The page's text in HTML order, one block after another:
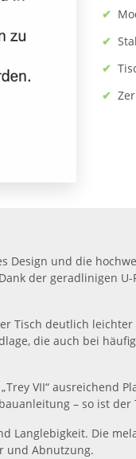
✔
✔
✔
✔
Design und die
der geradlinigen
Tisch deutlich
die auch bei
VII“ ausreichend
– so ist
Langlebigkeit. Die
und Abnutzung.